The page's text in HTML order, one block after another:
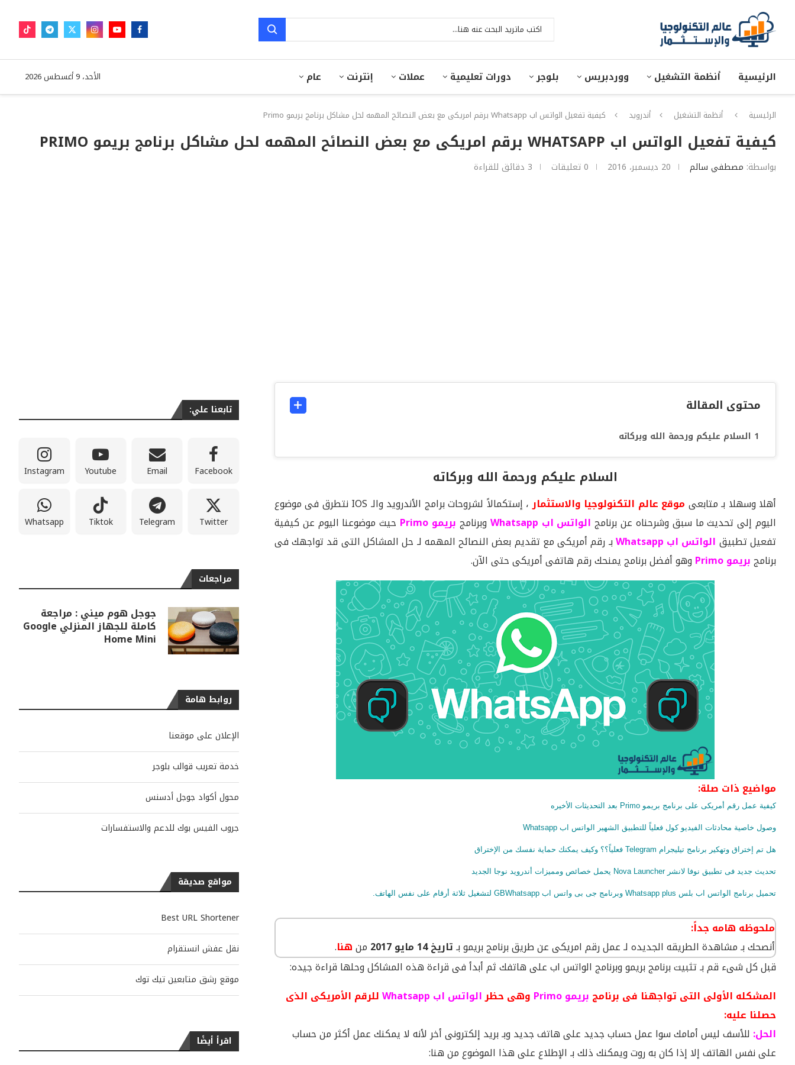
الرئيسية أنظمة التشغيل ووردبريس بلوجر دورات تعليمية عملات إنترنت عام الأحد، 9 أغسطس 2026
الرئيسية أنظمة التشغيل أندرويد كيفية تفعيل الواتس اب Whatsapp برقم امريكى مع بعض النصائح المهمه لحل مشاكل برنامج بريمو Primo
كيفية تفعيل الواتس اب WHATSAPP برقم امريكى مع بعض النصائح المهمه لحل مشاكل برنامج بريمو PRIMO
بواسطة: مصطفي سالم 20 ديسمبر، 2016 0 تعليقات 3 دقائق للقراءة
محتوى المقالة
السلام عليكم ورحمة الله وبركاته
السلام عليكم ورحمة الله وبركاته
أهلا وسهلا بـ متابعى موقع عالم التكنولوجيا والاستثمار
، إستكمالاً لشروحات برامج الأندرويد والـ IOS نتطرق فى موضوع
اليوم إلى تحديث ما سبق وشرحناه عن برنامج الواتس اب Whatsapp وبرنامج بريمو Primo حيث موضوعنا اليوم عن كيفية
تفعيل تطبيق الواتس اب Whatsapp
بـ رقم أمريكى مع تقديم بعض النصائح المهمه لـ حل المشاكل التى قد تواجهك فى
برنامجبريموPrimo وهو أفضل برنامج يمنحك رقم هاتفى أمريكى حتى الآن.
مواضيع ذات صلة:
كيفية عمل رقم أمريكى على برنامج بريمو Primo بعد التحديثات الأخيره
وصول خاصية محادثات الفيديو كول فعلياً للتطبيق الشهير الواتس اب Whatsapp
هل تم إختراق وتهكير برنامج تيليجرام Telegram فعلياً؟؟ وكيف يمكنك حماية نفسك من الإختراق
تحديث جديد فى تطبيق نوفا لانشر Nova Launcher يحمل خصائص ومميزات أندرويد نوجا الجديد
تحميل برنامج الواتس اب بلس Whatsapp plus وبرنامج جى بى واتس اب GBWhatsapp لتشغيل ثلاثة أرقام على نفس الهاتف.
ملحوظه هامه جداً:
أنصحك بـ مشاهدة الطريقه الجديده لـ عمل رقم امريكى عن طريق برنامج بريمو بـتاريخ 14 مايو 2017 منهنا.
قبل كل شىء قم بـ تثبيت برنامج بريمو وبرنامج الواتس اب على هاتفك ثم أبدأ فى قراءة هذه المشاكل وحلها قراءة جيده:
المشكله الأولى التى تواجهنا فى برنامج بريمو Primo وهى حظرالواتس اب Whatsapp
للرقم الأمريكى الذى
حصلنا عليه:
الحل: للأسف ليس أمامك سوا عمل حساب جديد على هاتف جديد وبـ بريد إلكترونى أخر لأنه لا يمكنك عمل أكثر من حساب
على نفس الهاتف إلا إذا كان به روت ويمكنك ذلك بـ الإطلاع على هذا الموضوع من هنا:
تابعنا علي:
Facebook
Email
Youtube
Instagram
Twitter
Telegram
Tiktok
Whatsapp
مراجعات
جوجل هوم ميني : مراجعة
كاملة للجهاز المنزلي Google
Home Mini
روابط هامة
الإعلان على موقعنا
خدمة تعريب قوالب بلوجر
محول أكواد جوجل أدسنس
جروب الفيس بوك للدعم والاستفسارات
مواقع صديقة
Best URL Shortener
نقل عفش انستقرام
موقع رشق متابعين تيك توك
اقرأ أيضًا